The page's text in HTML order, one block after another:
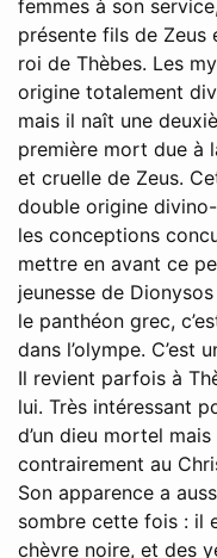
femmes à son
présente fils de Zeus
roi de Thèbes. Les
origine totalement
mais il naît une
première mort due à
et cruelle de Zeus.
double origine
les conceptions
mettre en avant ce
jeunesse de
le panthéon grec,
dans l’olympe. C’est
Il revient parfois à
lui. Très intéressant
d’un dieu mortel
contrairement au
Son apparence a
sombre cette fois : il
chèvre noire, et des